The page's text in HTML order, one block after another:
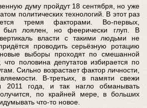
думу пройдут 18 сентября, но уже
политических технологий. В этот раз
тремя факторами. Во-первых,
был лоялен, но феерически глуп. В
власти с такими людьми не
проводить серьёзную ротацию
выборы проходят по смешанной
что половина депутатов избирается по
Сильно возрастает фактор личности,
В-третьих, в памяти свежи
2011 года, и так нагло обманывать
по крайней мере, в больших
что-то новое.